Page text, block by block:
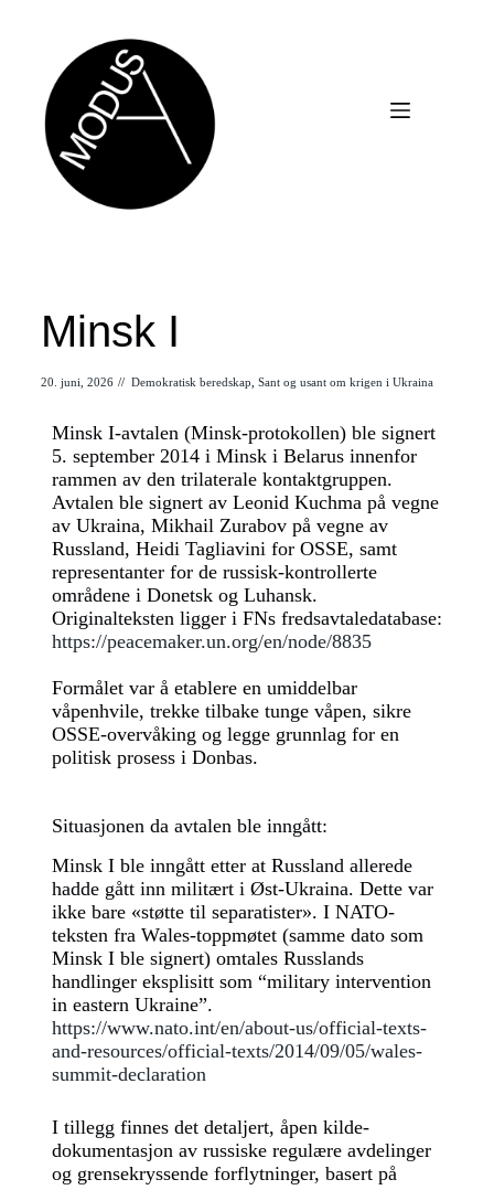
Minsk I
20. juni, 2026 // Demokratisk beredskap Sant og usant om krigen i Ukraina
Minsk I-avtalen (Minsk-protokollen) ble signert
5. september 2014 i Minsk i Belarus innenfor
rammen av den trilaterale kontaktgruppen.
Avtalen ble signert av Leonid Kuchma på vegne
av Ukraina, Mikhail Zurabov på vegne av
Russland, Heidi Tagliavini for OSSE, samt
representanter for de russisk-kontrollerte
områdene i Donetsk og Luhansk.
Originalteksten ligger i FNs fredsavtaledatabase:
https://peacemaker.un.org/en/node/8835
Formålet var å etablere en umiddelbar
våpenhvile, trekke tilbake tunge våpen, sikre
OSSE-overvåking og legge grunnlag for en
politisk prosess i Donbas.
Situasjonen da avtalen ble inngått:
Minsk I ble inngått etter at Russland allerede
hadde gått inn militært i Øst-Ukraina. Dette var
ikke bare «støtte til separatister». I NATO-
teksten fra Wales-toppmøtet (samme dato som
Minsk I ble signert) omtales Russlands
handlinger eksplisitt som “military intervention
in eastern Ukraine”.
https://www.nato.int/en/about-us/official-texts-
and-resources/official-texts/2014/09/05/wales-
summit-declaration
I tillegg finnes det detaljert, åpen kilde-
dokumentasjon av russiske regulære avdelinger
og grensekryssende forflytninger, basert på